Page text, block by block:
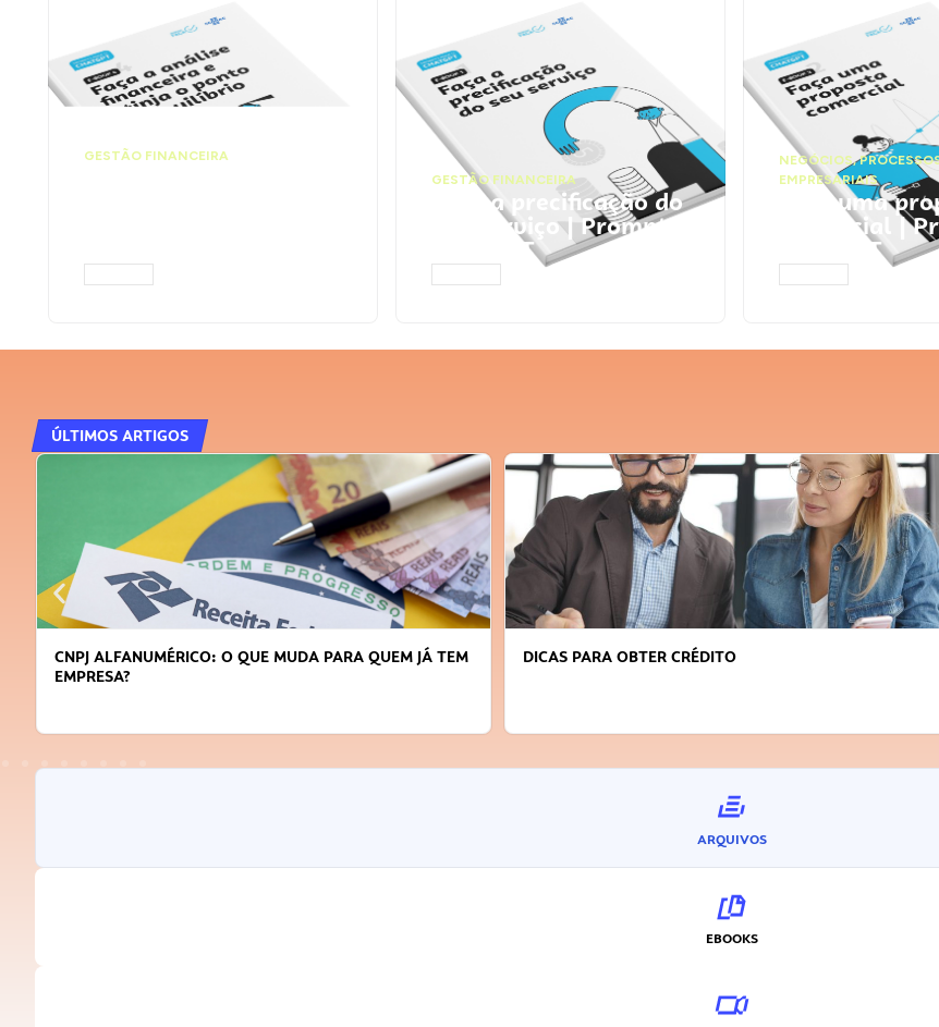
GESTÃO FINANCEIRA
GESTÃO FINANCEIRA
Faça a precificação do
seu serviço | Prompts
ChatGPT
NEGÓCIOS,
EMPRESARIAIS
Faça uma
comercial |
ChatGPT
ÚLTIMOS ARTIGOS
CNPJ ALFANUMÉRICO: O QUE MUDA PARA QUEM JÁ TEM
EMPRESA?
DICAS PARA OBTER CRÉDITO
ARQUIVOS
EBOOKS